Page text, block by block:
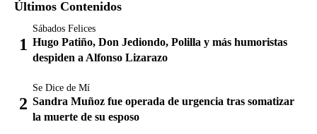
Últimos Contenidos
Sábados Felices
Hugo Patiño, Don Jediondo, Polilla y más humoristas
despiden a Alfonso Lizarazo
Se Dice de Mí
Sandra Muñoz fue operada de urgencia tras somatizar
la muerte de su esposo